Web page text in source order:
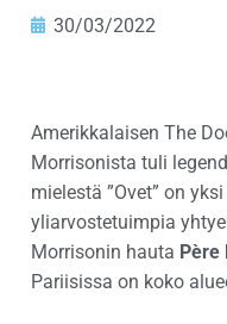
30/03/2022
Amerikkalaisen The
Morrisonista tuli
mielestä ”Ovet” on
yliarvostetuimpia
Morrisonin hauta Père
Pariisissa on koko